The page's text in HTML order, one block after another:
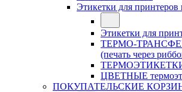
Этикетки для принтеров
Этикетки для
ТЕРМО-
(печать через
ЦВЕТНЫЕ
ПОКУПАТЕЛЬСКИЕ